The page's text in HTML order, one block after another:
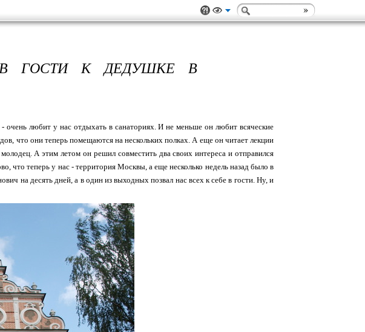
ГОСТИ К ДЕДУШКЕ В
любит у нас отдыхать в санаториях. И не меньше он любит всяческие
что они теперь помещаются на нескольких полках. А еще он читает лекции
А этим летом он решил совместить два своих интереса и отправился
что теперь у нас - территория Москвы, а еще несколько недель назад было в
на десять дней, а в один из выходных позвал нас всех к себе в гости. Ну, и